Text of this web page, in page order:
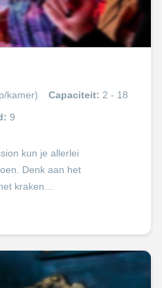
kamer) Capaciteit: 2 - 18
9
kun je allerlei
Denk aan het
kraken…